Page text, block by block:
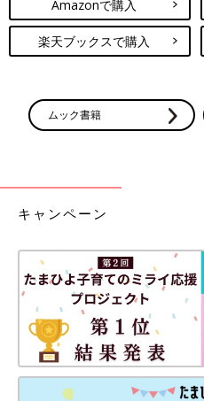
ハロウィンツリーを見ながら仮
【キャンド
人もいるので
らも続々とハ
みてくださいね！
※記事内容でご紹介している投
があります。あらかじめご了承
※記事の内容は記載当時の情報
ます。
Amazonで購入
楽天ブックスで購入
ムック書籍
キャンペーン